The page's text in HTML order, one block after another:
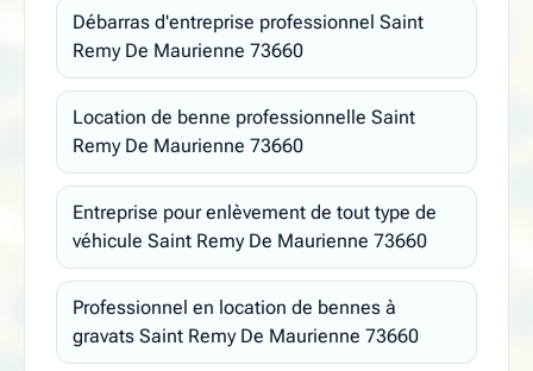
Débarras d'entreprise professionnel Saint
Remy De Maurienne 73660
Location de benne professionnelle Saint
Remy De Maurienne 73660
Entreprise pour enlèvement de tout type de
véhicule Saint Remy De Maurienne 73660
Professionnel en location de bennes à
gravats Saint Remy De Maurienne 73660